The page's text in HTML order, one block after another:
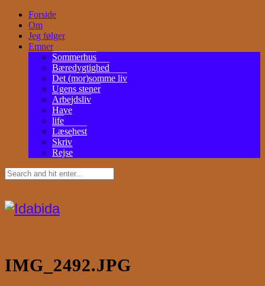
Forside
Om
Jeg følger
Emner
Sommerhus
Bæredygtighed
Det (mor)somme liv
Ugens stener
Arbejdsliv
Have
life
Læsehest
Skriv
Rejse
IMG_2492.JPG